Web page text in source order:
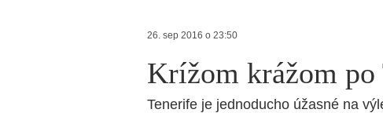
26. sep 2016 o 23:50
Krížom krážom po
Tenerife je jednoducho úžasné na